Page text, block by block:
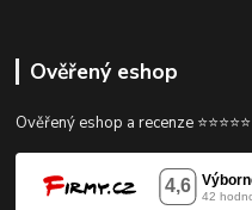
Ověřený eshop
Ověřený eshop a recenze ⭐⭐⭐⭐⭐